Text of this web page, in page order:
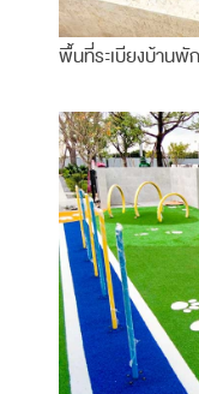
พื้นที่ระเบียงบ้านพั